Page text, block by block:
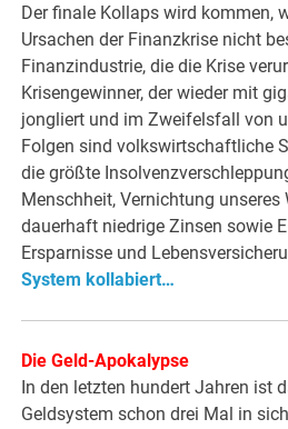
Der finale Kollaps wird kommen,
Ursachen der Finanzkrise nicht
Finanzindustrie, die die Krise
Krisengewinner, der wieder mit
jongliert und im Zweifelsfall von
Folgen sind volkswirtschaftliche
die größte
Menschheit, Vernichtung
dauerhaft niedrige Zinsen sowie
Ersparnisse und
System kollabiert…
Die Geld-Apokalypse
In den letzten hundert Jahren ist
Geldsystem schon drei Mal in